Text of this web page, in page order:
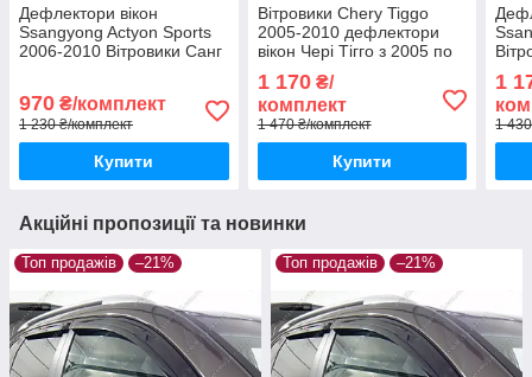
Дефлектори вікон
Ssangyong Actyon Sports
2006-2010 Вітровики Санг
2010
970 ₴/комплект
1 230 ₴/комплект
Купити
Вітровики Chery Tiggo
2005-2010 дефлектори
вікон Чері Тігго з 2005 по
1 170₴/
комплект
1 470 ₴/комплект
Купити
з
1
1
Акційні пропозиції та новинки
Топ продажів –21% Топ продажів –21%